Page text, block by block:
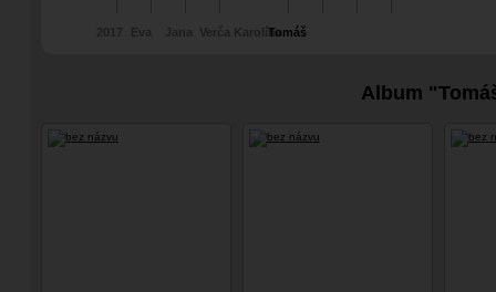
KarolínaTomáš
Album